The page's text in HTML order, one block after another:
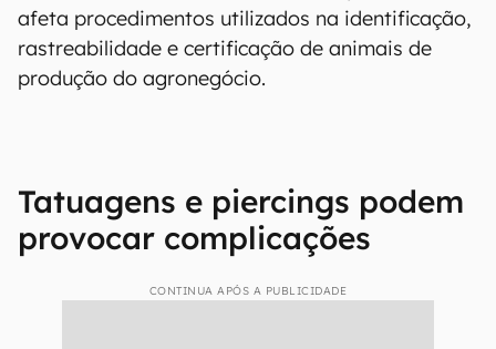
afeta procedimentos utilizados na identificação,
rastreabilidade e certificação de animais de
produção do agronegócio.
Tatuagens e piercings podem
provocar complicações
CONTINUA APÓS A PUBLICIDADE